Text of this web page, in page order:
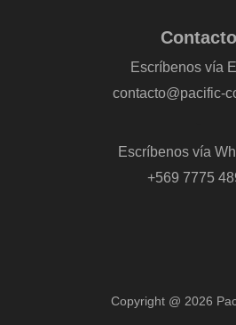
Contacto
Escríbenos vía
contacto@pacific-
Escríbenos vía
+569 7775
Copyright @ 2026